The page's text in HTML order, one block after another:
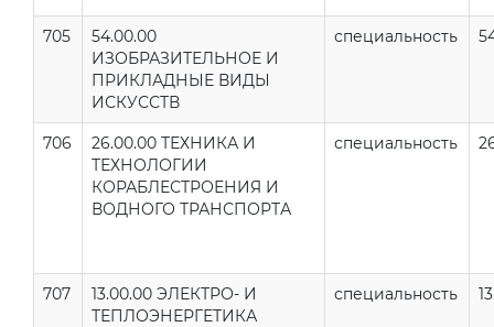
705
54.00.00
ИЗОБРАЗИТЕЛЬНОЕ И
ПРИКЛАДНЫЕ ВИДЫ
ИСКУССТВ
специальность
706
26.00.00 ТЕХНИКА И
ТЕХНОЛОГИИ
КОРАБЛЕСТРОЕНИЯ И
ВОДНОГО ТРАНСПОРТА
специальность
707
13.00.00 ЭЛЕКТРО- И
ТЕПЛОЭНЕРГЕТИКА
специальность